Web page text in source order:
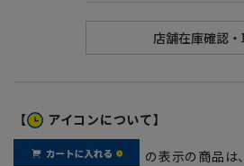
【 アイコンについて】
の表示の商品は、